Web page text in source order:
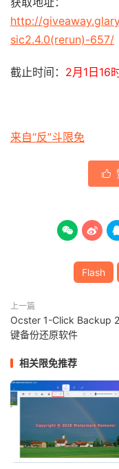
http://
sic2.4.0(rerun)-657/
截止时间： 2月1日16
来自“反”斗限免

 
Flash
上一篇
Ocster 1-Click Backup
键备份还原软件
相关限免推荐